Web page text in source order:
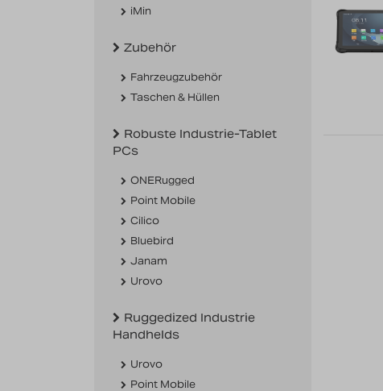
iMin
Zubehör
Fahrzeugzubehör
Taschen & Hüllen
Robuste Industrie-Tablet
PCs
ONERugged
Point Mobile
Cilico
Bluebird
Janam
Urovo
Ruggedized Industrie
Handhelds
Urovo
Point Mobile